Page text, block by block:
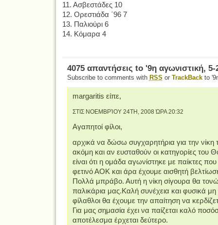
11. Ασβεστάδες 10
12. Ορεστιάδα ΄96 7
13. Παλιούρι 6
14. Κόμαρα 4
4075 απαντήσεις to '9η αγωνιστική, 5-
Subscribe to comments with RSS or TrackBackto
margaritis είπε,
ΣΤΙΣ ΝΟΕΜΒΡΊΟΥ 24TH, 2008 ΏΡΑ 20:32
Αγαπητοί φίλοι,
αρχικά να δώσω συγχαρητήρια για την νίκη
ακόμη και αν ευσταθούν οι κατηγορίες του
είναι ότι η ομάδα αγωνίστηκε με παίκτες
φετινό ΑΟΚ και άρα έχουμε αισθητή
Πολλά μπράβο. Αυτή η νίκη σίγουρα θα
παλικάρια μας.Καλή συνέχεια και φυσικά μη
φίλαθλοι θα έχουμε την απαίτηση να
Για μας σημασία έχει να παίζεται καλό
αποτέλεσμα έρχεται δεύτερο.